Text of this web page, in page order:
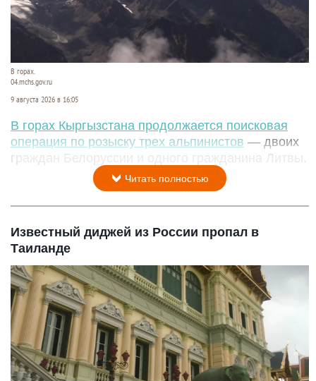
В горах.
04.mchs.gov.ru
9 августа 2026 в 16:05
В горах Кыргызстана продолжается поисковая
операция по розыску трех альпинистов — двоих
граждан Белоруссии и одного гражданина Литвы.
Читать полностью
Известный диджей из России пропал в
Таиланде